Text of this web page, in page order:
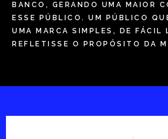
BANCO, GERANDO UMA MAIOR
ESSE PÚBLICO. UM PÚBLICO
UMA MARCA SIMPLES, DE FÁCIL
REFLETISSE O PROPÓSITO DA